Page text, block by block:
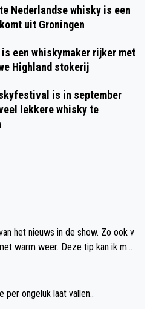
Nederlandse whisky is een
uit Groningen
een whiskymaker rijker met
Highland stokerij
is in september
lekkere whisky te
het nieuws in de show. Zo ook v
warm weer. Deze tip kan ik met
ongeluk laat vallen..